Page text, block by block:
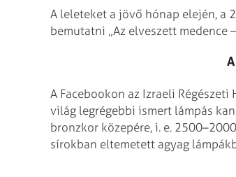
A leleteket a jövő hónap elején, a
bemutatni „Az elveszett medence
A Facebookon az Izraeli
világ legrégebbi ismert lámpás
bronzkor közepére, i. e.
sírokban eltemetett agyag